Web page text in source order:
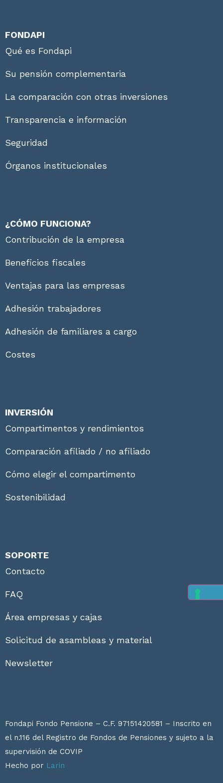
FONDAPI
Qué es Fondapi
Su pensión complementaria
La comparación con otras inversiones
Transparencia e información
Seguridad
Órganos institucionales
¿CÓMO FUNCIONA?
Contribución de la empresa
Beneficios fiscales
Ventajas para las empresas
Adhesión trabajadores
Adhesión de familiares a cargo
Costes
INVERSIÓN
Compartimentos y rendimientos
Comparación afiliado / no afiliado
Cómo elegir el compartimento
Sostenibilidad
SOPORTE
Contacto
FAQ
Área empresas y cajas
Solicitud de asambleas y material
Newsletter
Fondapi Fondo Pensione – C.F. 97151420581 – Inscrito en
el n.116 del Registro de Fondos de Pensiones y sujeto a la
supervisión de COVIP
Hecho por Larin